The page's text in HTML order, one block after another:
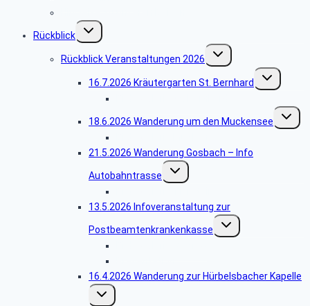
Rückblick
Untermenü
umschalten
Rückblick Veranstaltungen 2026
Untermenü
umschalten
16.7.2026 Kräutergarten St. Bernhard
Untermenü
umschalten
18.6.2026 Wanderung um den Muckensee
21.5.2026 Wanderung Gosbach – Info
Autobahntrasse
Untermenü
umschalten
13.5.2026 Infoveranstaltung zur
Postbeamtenkrankenkasse
Untermenü
umschalten
16.4.2026 Wanderung zur Hürbelsbacher Kapelle
Untermenü
umschalten